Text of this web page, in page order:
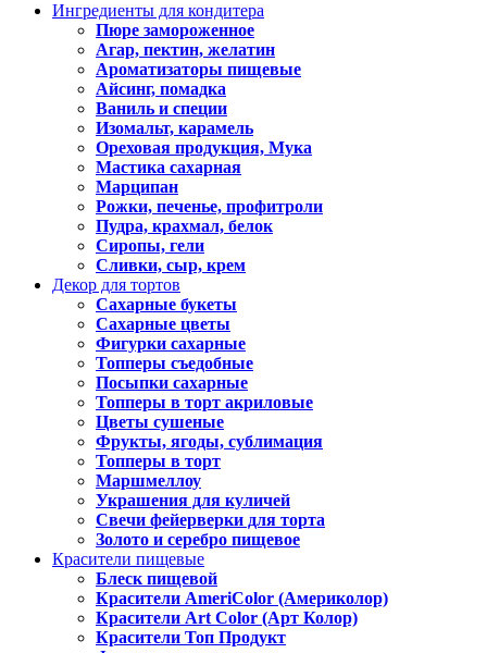
Ингредиенты для кондитера
Пюре замороженное
Агар, пектин, желатин
Ароматизаторы пищевые
Айсинг, помадка
Ваниль и специи
Изомальт, карамель
Ореховая продукция, Мука
Мастика сахарная
Марципан
Рожки, печенье, профитроли
Пудра, крахмал, белок
Сиропы, гели
Сливки, сыр, крем
Декор для тортов
Сахарные букеты
Сахарные цветы
Фигурки сахарные
Топперы съедобные
Посыпки сахарные
Топперы в торт акриловые
Цветы сушеные
Фрукты, ягоды, сублимация
Топперы в торт
Маршмеллоу
Украшения для куличей
Свечи фейерверки для торта
Золото и серебро пищевое
Красители пищевые
Блеск пищевой
Красители AmeriColor (Америколор)
Красители Art Color (Арт Колор)
Красители Топ Продукт